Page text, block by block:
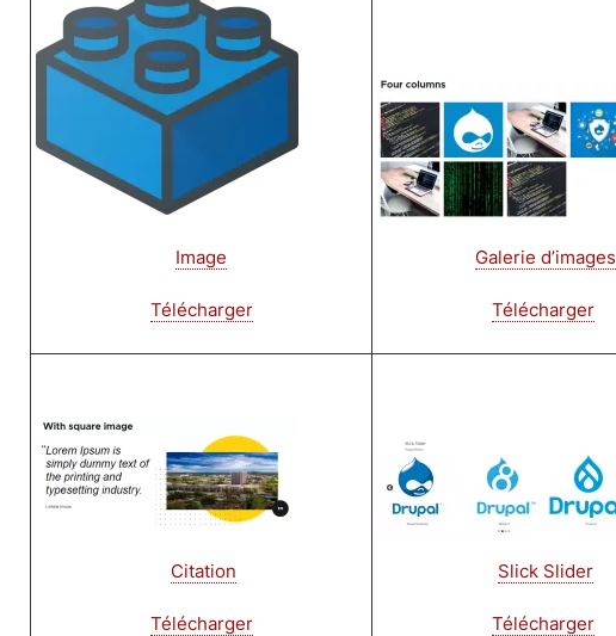
Image
Télécharger
Image
Galerie d’images
Télécharger
Image
Citation
Télécharger
Image
Slick Slider
Télécharger